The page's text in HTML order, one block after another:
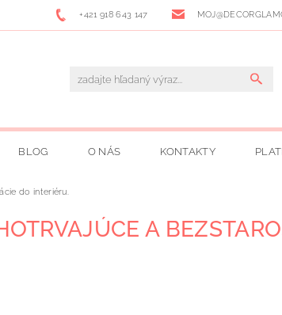
+421 918 643 147
BLOG O NÁS KONTAKTY
do interiéru.
A